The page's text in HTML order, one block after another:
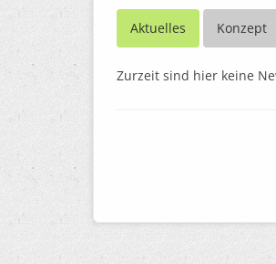
Aktuelles Konzept
Zurzeit sind hier keine